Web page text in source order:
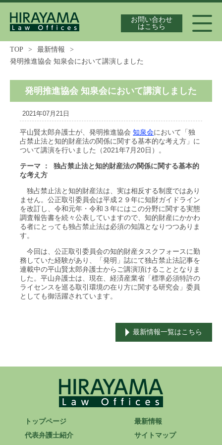
お問い合わせ
はこちら
代表弁護士紹介
独占禁止法案件の実績
最新情報
独占禁止法の論文集
ENGLISH
TOP > 最新情報
>
発明推進協会 知泉会において講演しました
発明推進協会 知泉会において講演しました
2021年07月21日
平山賢太郎弁護士が、発明推進協会知泉会において「独
占禁止法と知的財産法の関係に関する基本的な考え方」に
ついて講演を行いました（2021年7月20日）。
テーマ ： 独占禁止法と知的財産法の関係に関する基本的
な考え方
独占禁止法と知的財産法は、実は相反する制度ではあり
ません。公正取引委員会は平成２９年に知財ガイドライン
を改訂し、令和元年・令和３年にはこの分野に関する実態
調査報告書を続々公表していますので、知的財産にかかわ
る者にとっても独占禁止法は必須の知識となりつつありま
す。
今回は、公正取引委員会の知的財産タスクフォースに勤
務していた経験があり、「発明」誌にて独占禁止法記事を
連載中の平山賢太郎弁護士からご講演頂けることとなりま
した。平山弁護士は、現在、経済産業省「標準必須特許の
ライセンスを巡る取引環境の在り方に関する研究会」委員
としても御活躍されています。
最新情報一覧はこちら
トップページ
代表弁護士紹介
最新情報
サイトマップ